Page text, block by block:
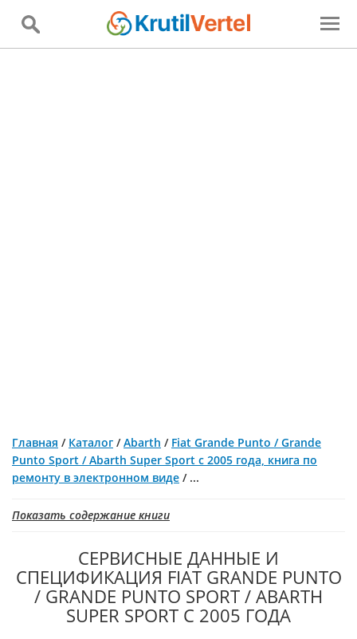
Главная / Каталог /Abarth / Fiat Grande Punto / Grande
Punto Sport / Abarth Super Sport с 2005 года, книга по
ремонту в электронном виде / ...
Показать содержание книги
СЕРВИСНЫЕ ДАННЫЕ И
СПЕЦИФИКАЦИЯ FIAT GRANDE PUNTO
/ GRANDE PUNTO SPORT / ABARTH
SUPER SPORT С 2005 ГОДА